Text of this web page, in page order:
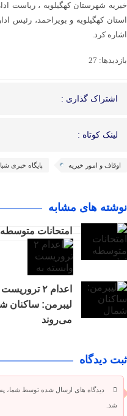
خیریه شهرستان کهگیلویه ، ریاست
استان کهگیلویه و بویراحمد، رئیس
اشاره کرد.
بازدیدها: 27
اشتراک گذاری :
لینک کوتاه :
اوقاف و امور خیریه پایگاه خبری
نوشته های مشابه
امتحانات
اعدام ۲ تروریست وابسته به گروهک تروریستی منافقین
می‌روند
ثبت دیدگاه
دیدگاه های ارسال شده توسط شما،
شد.